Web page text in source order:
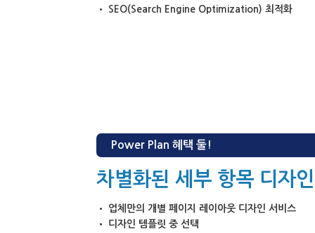
• SEO(Search Engine Optimization) 최적화
Power Plan 혜택 둘!
차별화된 세부 항목 디자
• 업체만의 개별 페이지 레이아웃 디자인 서비스
• 디자인 템플릿 중 선택